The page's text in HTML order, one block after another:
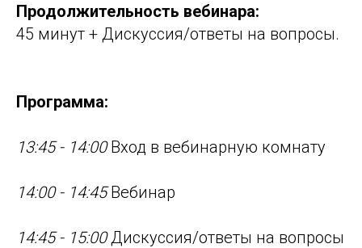
Продолжительность вебинара:
45 минут + Дискуссия/ответы на вопросы.
Программа:
13:45 - 14:00Вход в вебинарную комнату
14:00 - 14:45Вебинар
14:45 - 15:00Дискуссия/ответы на вопросы